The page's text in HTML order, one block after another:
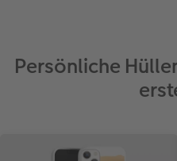
Persönliche